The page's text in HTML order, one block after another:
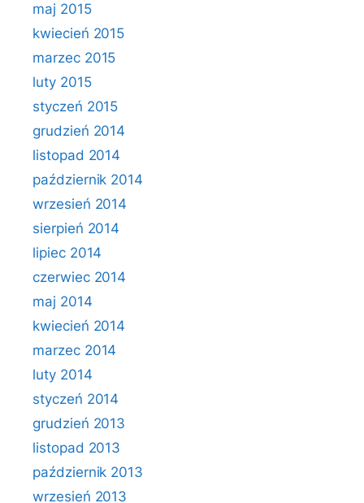
maj 2015
kwiecień 2015
marzec 2015
luty 2015
styczeń 2015
grudzień 2014
listopad 2014
październik 2014
wrzesień 2014
sierpień 2014
lipiec 2014
czerwiec 2014
maj 2014
kwiecień 2014
marzec 2014
luty 2014
styczeń 2014
grudzień 2013
listopad 2013
październik 2013
wrzesień 2013